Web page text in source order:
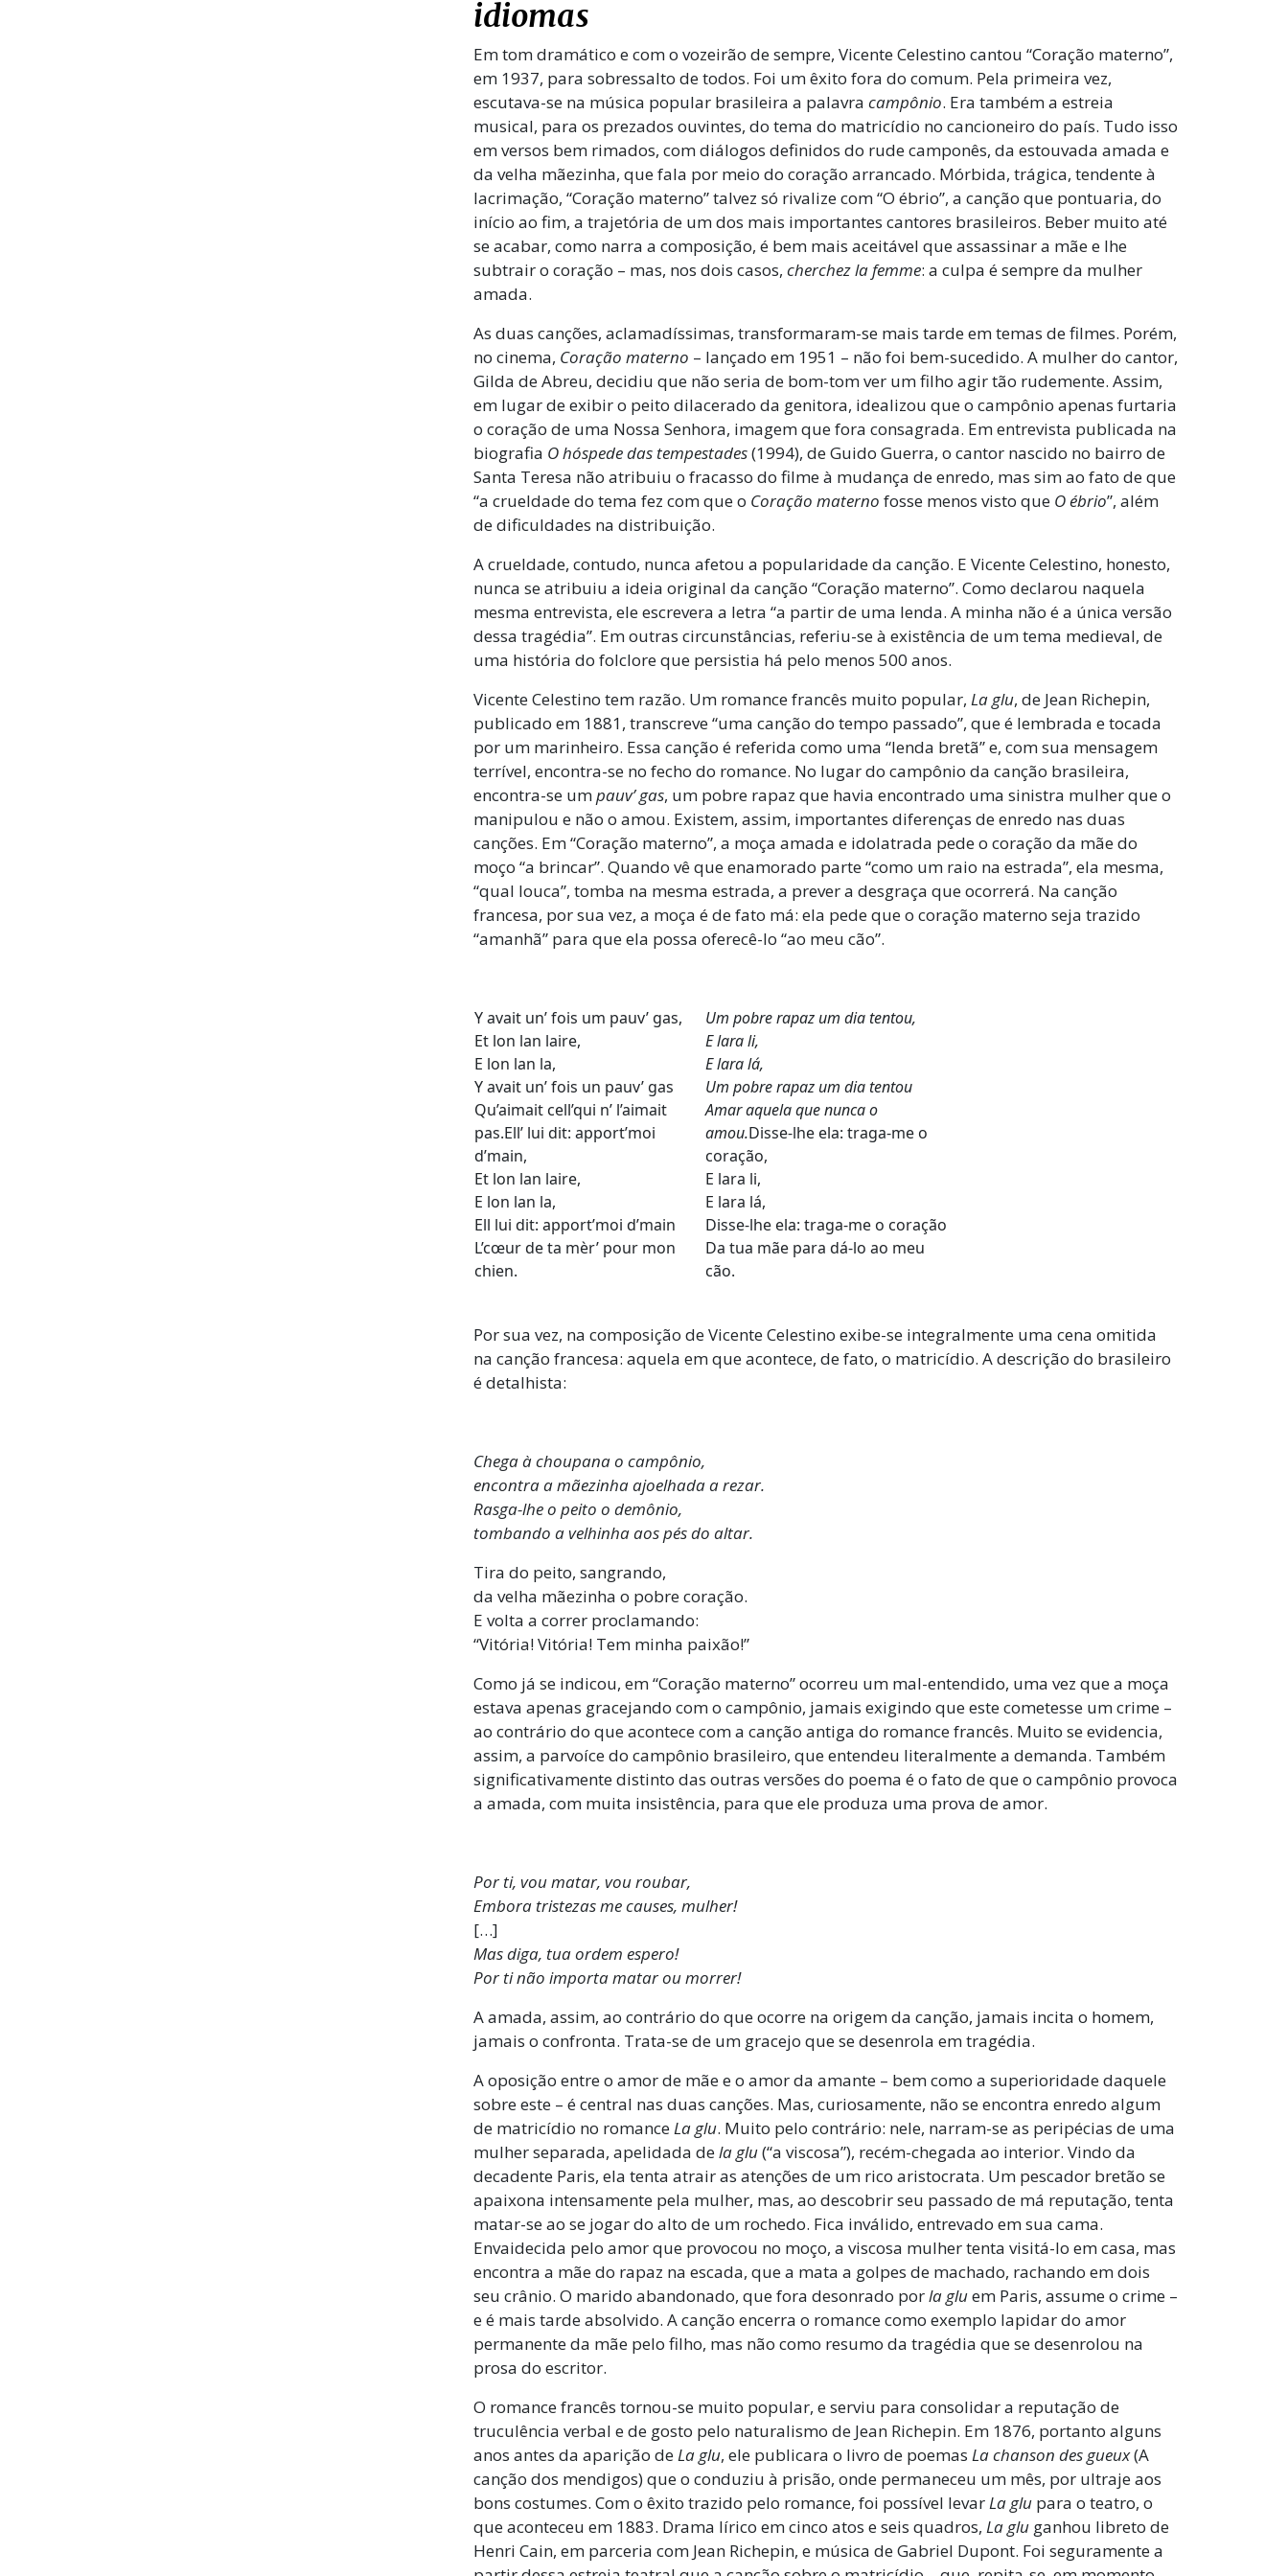
idiomas
Em tom dramático e com o vozeirão de sempre, Vicente Celestino cantou “Coração materno”,
em 1937, para sobressalto de todos. Foi um êxito fora do comum. Pela primeira vez,
escutava-se na música popular brasileira a palavra campônio. Era também a estreia
musical, para os prezados ouvintes, do tema do matricídio no cancioneiro do país. Tudo isso
em versos bem rimados, com diálogos definidos do rude camponês, da estouvada amada e
da velha mãezinha, que fala por meio do coração arrancado. Mórbida, trágica, tendente à
lacrimação, “Coração materno” talvez só rivalize com “O ébrio”, a canção que pontuaria, do
início ao fim, a trajetória de um dos mais importantes cantores brasileiros. Beber muito até
se acabar, como narra a composição, é bem mais aceitável que assassinar a mãe e lhe
subtrair o coração – mas, nos dois casos, cherchez la femme: a culpa é sempre da mulher
amada.
As duas canções, aclamadíssimas, transformaram-se mais tarde em temas de filmes. Porém,
no cinema, Coração materno – lançado em 1951 – não foi bem-sucedido. A mulher do cantor,
Gilda de Abreu, decidiu que não seria de bom-tom ver um filho agir tão rudemente. Assim,
em lugar de exibir o peito dilacerado da genitora, idealizou que o campônio apenas furtaria
o coração de uma Nossa Senhora, imagem que fora consagrada. Em entrevista publicada na
biografia O hóspede das tempestades(1994), de Guido Guerra, o cantor nascido no bairro de
Santa Teresa não atribuiu o fracasso do filme à mudança de enredo, mas sim ao fato de que
“a crueldade do tema fez com que o Coração materno fosse menos visto que O ébrio”, além
de dificuldades na distribuição.
A crueldade, contudo, nunca afetou a popularidade da canção. E Vicente Celestino, honesto,
nunca se atribuiu a ideia original da canção “Coração materno”. Como declarou naquela
mesma entrevista, ele escrevera a letra “a partir de uma lenda. A minha não é a única versão
dessa tragédia”. Em outras circunstâncias, referiu-se à existência de um tema medieval, de
uma história do folclore que persistia há pelo menos 500 anos.
Vicente Celestino tem razão. Um romance francês muito popular, La glu, de Jean Richepin,
publicado em 1881, transcreve “uma canção do tempo passado”, que é lembrada e tocada
por um marinheiro. Essa canção é referida como uma “lenda bretã” e, com sua mensagem
terrível, encontra-se no fecho do romance. No lugar do campônio da canção brasileira,
encontra-se umpauv’ gas, um pobre rapaz que havia encontrado uma sinistra mulher que o
manipulou e não o amou. Existem, assim, importantes diferenças de enredo nas duas
canções. Em “Coração materno”, a moça amada e idolatrada pede o coração da mãe do
moço “a brincar”. Quando vê que enamorado parte “como um raio na estrada”, ela mesma,
“qual louca”, tomba na mesma estrada, a prever a desgraça que ocorrerá. Na canção
francesa, por sua vez, a moça é de fato má: ela pede que o coração materno seja trazido
“amanhã” para que ela possa oferecê-lo “ao meu cão”.
Y avait un’ fois um pauv’ gas,
Et lon lan laire,
E lon lan la,
Y avait un’ fois un pauv’ gas
Qu’aimait cell’qui n’ l’aimait
pas.Ell’ lui dit: apport’moi
d’main,
Et lon lan laire,
E lon lan la,
Ell lui dit: apport’moi d’main
L’cœur de ta mèr’ pour mon
chien.
Um pobre rapaz um dia tentou,
E lara li,
E lara lá,
Um pobre rapaz um dia tentou
Amar aquela que nunca o
amou.Disse-lhe ela: traga-me o
coração,
E lara li,
E lara lá,
Disse-lhe ela: traga-me o coração
Da tua mãe para dá-lo ao meu
cão.
Por sua vez, na composição de Vicente Celestino exibe-se integralmente uma cena omitida
na canção francesa: aquela em que acontece, de fato, o matricídio. A descrição do brasileiro
é detalhista:
Chega à choupana o campônio,
encontra a mãezinha ajoelhada a rezar.
Rasga-lhe o peito o demônio,
tombando a velhinha aos pés do altar.
Tira do peito, sangrando,
da velha mãezinha o pobre coração.
E volta a correr proclamando:
“Vitória! Vitória! Tem minha paixão!”
Como já se indicou, em “Coração materno” ocorreu um mal-entendido, uma vez que a moça
estava apenas gracejando com o campônio, jamais exigindo que este cometesse um crime –
ao contrário do que acontece com a canção antiga do romance francês. Muito se evidencia,
assim, a parvoíce do campônio brasileiro, que entendeu literalmente a demanda. Também
significativamente distinto das outras versões do poema é o fato de que o campônio provoca
a amada, com muita insistência, para que ele produza uma prova de amor.
Por ti, vou matar, vou roubar,
Embora tristezas me causes, mulher!
[…]
Mas diga, tua ordem espero!
Por ti não importa matar ou morrer!
A amada, assim, ao contrário do que ocorre na origem da canção, jamais incita o homem,
jamais o confronta. Trata-se de um gracejo que se desenrola em tragédia.
A oposição entre o amor de mãe e o amor da amante – bem como a superioridade daquele
sobre este – é central nas duas canções. Mas, curiosamente, não se encontra enredo algum
de matricídio no romanceLa glu. Muito pelo contrário: nele, narram-se as peripécias de uma
mulher separada, apelidada dela glu(“a viscosa”), recém-chegada ao interior. Vindo da
decadente Paris, ela tenta atrair as atenções de um rico aristocrata. Um pescador bretão se
apaixona intensamente pela mulher, mas, ao descobrir seu passado de má reputação, tenta
matar-se ao se jogar do alto de um rochedo. Fica inválido, entrevado em sua cama.
Envaidecida pelo amor que provocou no moço, a viscosa mulher tenta visitá-lo em casa, mas
encontra a mãe do rapaz na escada, que a mata a golpes de machado, rachando em dois
seu crânio. O marido abandonado, que fora desonrado porla gluem Paris, assume o crime –
e é mais tarde absolvido. A canção encerra o romance como exemplo lapidar do amor
permanente da mãe pelo filho, mas não como resumo da tragédia que se desenrolou na
prosa do escritor.
O romance francês tornou-se muito popular, e serviu para consolidar a reputação de
truculência verbal e de gosto pelo naturalismo de Jean Richepin. Em 1876, portanto alguns
anos antes da aparição deLa glu, ele publicara o livro de poemas La chanson des gueux(A
canção dos mendigos) que o conduziu à prisão, onde permaneceu um mês, por ultraje aos
bons costumes. Com o êxito trazido pelo romance, foi possível levarLa glu para o teatro, o
que aconteceu em 1883. Drama lírico em cinco atos e seis quadros, La glu ganhou libreto de
Henri Cain, em parceria com Jean Richepin, e música de Gabriel Dupont. Foi seguramente a